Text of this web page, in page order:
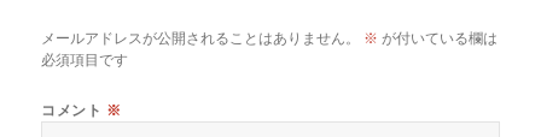
メールアドレスが公開されることはありません。 ※ が付いている欄は
必須項目です
コメント ※